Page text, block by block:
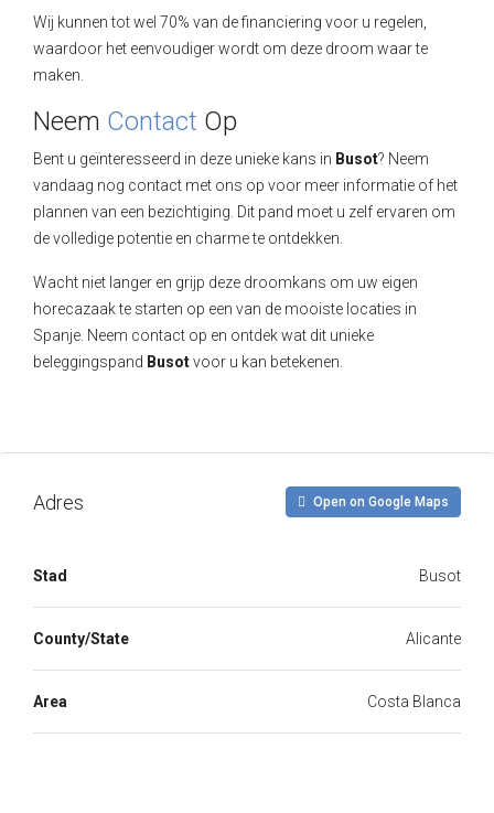
Wij kunnen tot wel 70% van de financiering voor u regelen,
waardoor het eenvoudiger wordt om deze droom waar te
maken.
Neem Contact Op
Bent u geïnteresseerd in deze unieke kans in Busot? Neem
vandaag nog contact met ons op voor meer informatie of het
plannen van een bezichtiging. Dit pand moet u zelf ervaren om
de volledige potentie en charme te ontdekken.
Wacht niet langer en grijp deze droomkans om uw eigen
horecazaak te starten op een van de mooiste locaties in
Spanje. Neem contact op en ontdek wat dit unieke
beleggingspand Busotvoor u kan betekenen.
Adres Open on Google Maps
Stad Busot
County/State Alicante
Area Costa Blanca